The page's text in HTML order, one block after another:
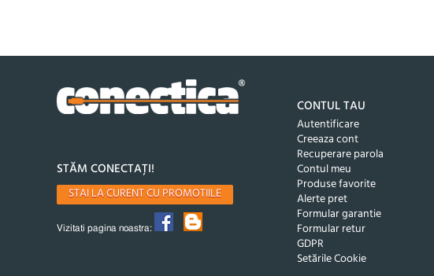
STĂM CONECTAȚI!
STAI LA CURENT CU PROMOTIILE
Vizitati pagina noastra:
CONTUL TAU
Autentificare
Creeaza cont
Recuperare parola
Contul meu
Produse favorite
Alerte pret
Formular garantie
Formular retur
GDPR
Setările Cookie